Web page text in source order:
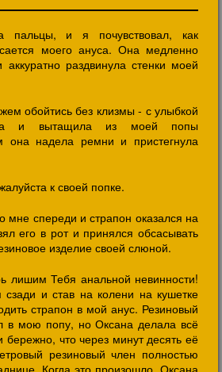
пальцы, и я почувствовал, как
моего ануса. Она медленно
раздвинула стенки моей
обойтись без клизмы - с улыбкой
и вытащила из моей попы
она надела ремни и пристегнула
к своей попке.
мне спереди и страпон оказался на
его в рот и принялся обсасывать
изделие своей слюной.
лишим Тебя анальной невинности!
и став на колени на кушетке
страпон в мой анус. Резиновый
в мою попу, но Оксана делала всё
бережно, что через минут десять её
резиновый член полностью
Когда это произошло, Оксана